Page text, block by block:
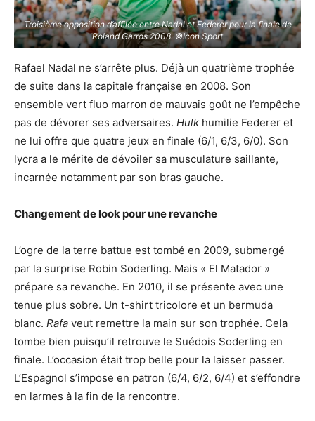
Troisième opposition d’affilée entre Nadal et Federer pour la finale de
Roland Garros 2008. ©Icon Sport
Rafael Nadal ne s’arrête plus. Déjà un quatrième trophée
de suite dans la capitale française en 2008. Son
ensemble vert fluo marron de mauvais goût ne l’empêche
pas de dévorer ses adversaires. Hulk humilie Federer et
ne lui offre que quatre jeux en finale (6/1, 6/3, 6/0). Son
lycra a le mérite de dévoiler sa musculature saillante,
incarnée notamment par son bras gauche.
Changement de look pour une revanche
L’ogre de la terre battue est tombé en 2009, submergé
par la surprise Robin Soderling. Mais « El Matador »
prépare sa revanche. En 2010, il se présente avec une
tenue plus sobre. Un t-shirt tricolore et un bermuda
blanc. Rafa veut remettre la main sur son trophée. Cela
tombe bien puisqu’il retrouve le Suédois Soderling en
finale. L’occasion était trop belle pour la laisser passer.
L’Espagnol s’impose en patron (6/4, 6/2, 6/4) et s’effondre
en larmes à la fin de la rencontre.